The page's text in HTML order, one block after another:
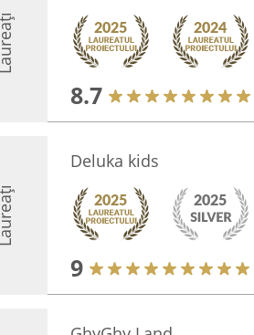
Laureați
8.7
Laureați
Deluka kids
9